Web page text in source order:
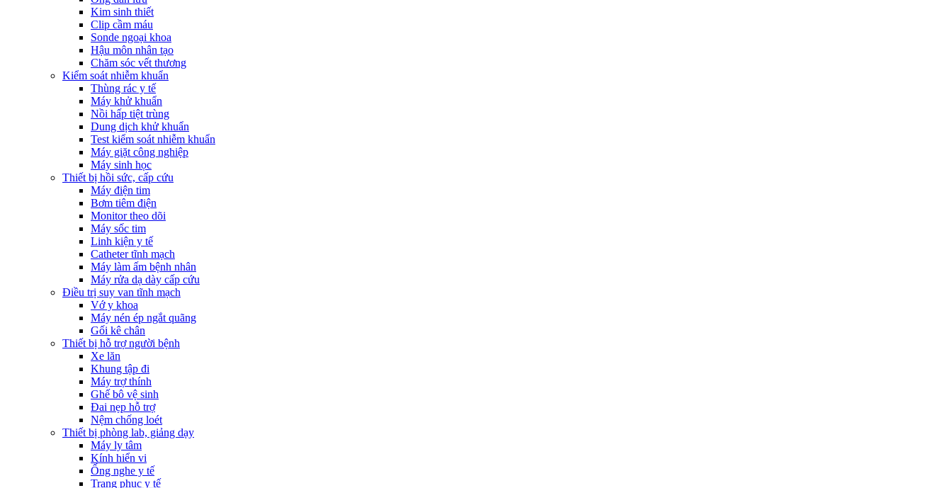
Kim sinh thiết
Clip cầm máu
Sonde ngoại khoa
Hậu môn nhân tạo
Chăm sóc vết thương
Kiểm soát nhiễm khuẩn
Thùng rác y tế
Máy khử khuẩn
Nồi hấp tiệt trùng
Dung dịch khử khuẩn
Test kiểm soát nhiễm khuẩn
Máy giặt công nghiệp
Máy sinh học
Thiết bị hồi sức, cấp cứu
Máy điện tim
Bơm tiêm điện
Monitor theo dõi
Máy sốc tim
Linh kiện y tế
Catheter tĩnh mạch
Máy làm ấm bệnh nhân
Máy rửa dạ dày cấp cứu
Điều trị suy van tĩnh mạch
Vớ y khoa
Máy nén ép ngắt quãng
Gối kê chân
Thiết bị hỗ trợ người bệnh
Xe lăn
Khung tập đi
Máy trợ thính
Ghế bô vệ sinh
Đai nẹp hỗ trợ
Nệm chống loét
Thiết bị phòng lab, giảng dạy
Máy ly tâm
Kính hiển vi
Ống nghe y tế
Trang phục y tế